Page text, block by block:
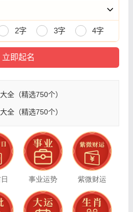
2字 3字 4字
全（精选750个）
全（精选750个）
事业运势 紫微财运